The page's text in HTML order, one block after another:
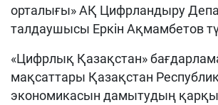
орталығы» АҚ Цифрландыру
талдаушысы Еркін Ақмамбетов
«Цифрлық Қазақстан»
мақсаттары Қазақстан
экономикасын дамытудың